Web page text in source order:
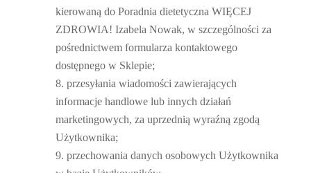
kierowaną do Poradnia dietetyczna WIĘCEJ
ZDROWIA! Izabela Nowak, w szczególności za
pośrednictwem formularza kontaktowego
dostępnego w Sklepie;
przesyłania wiadomości zawierających
informacje handlowe lub innych działań
marketingowych, za uprzednią wyraźną zgodą
Użytkownika;
przechowania danych osobowych Użytkownika